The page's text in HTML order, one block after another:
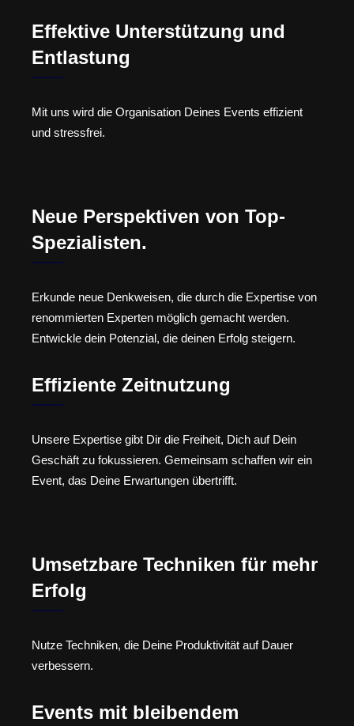
Effektive Unterstützung und
Entlastung
Mit uns wird die Organisation Deines Events effizient
und stressfrei.
Neue Perspektiven von Top-
Spezialisten.
Erkunde neue Denkweisen, die durch die Expertise von
renommierten Experten möglich gemacht werden.
Entwickle dein Potenzial, die deinen Erfolg steigern.
Effiziente Zeitnutzung
Unsere Expertise gibt Dir die Freiheit, Dich auf Dein
Geschäft zu fokussieren. Gemeinsam schaffen wir ein
Event, das Deine Erwartungen übertrifft.
Umsetzbare Techniken für mehr
Erfolg
Nutze Techniken, die Deine Produktivität auf Dauer
verbessern.
Events mit bleibendem